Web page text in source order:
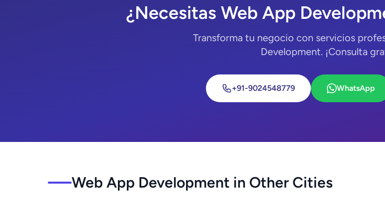
¿Necesitas Web App
Transforma tu negocio con servicios
Development. ¡Consulta
+91-9024548779 WhatsApp
Web App Development in Other Cities